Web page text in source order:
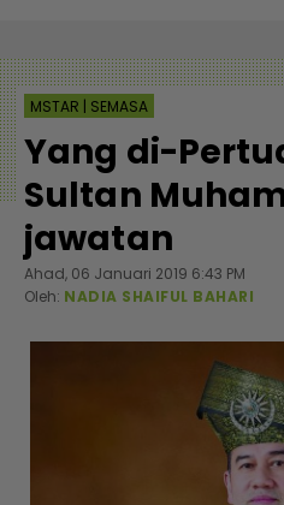
MSTAR | SEMASA
Yang di-
Sultan
jawatan
Ahad, 06 Januari 2019 6:43 PM
Oleh: NADIA SHAIFUL BAHARI